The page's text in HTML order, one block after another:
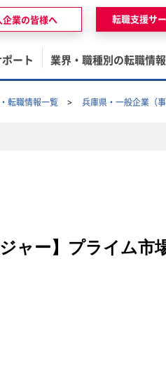
ート 業界・職種別の転職情報
企業の皆様へ 転職支援サ
転職情報一覧 兵庫県・一般企業（
ャー】プライム市